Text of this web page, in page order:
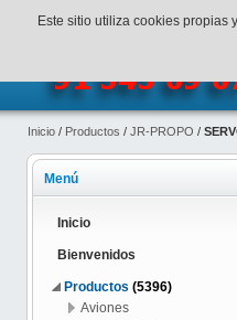
¡Bienvenidos a
Inicio / Productos / JR-PROPO /
Menú
Inicio
Bienvenidos
Productos (5396)
Aviones
Este sitio utiliza cookies propias